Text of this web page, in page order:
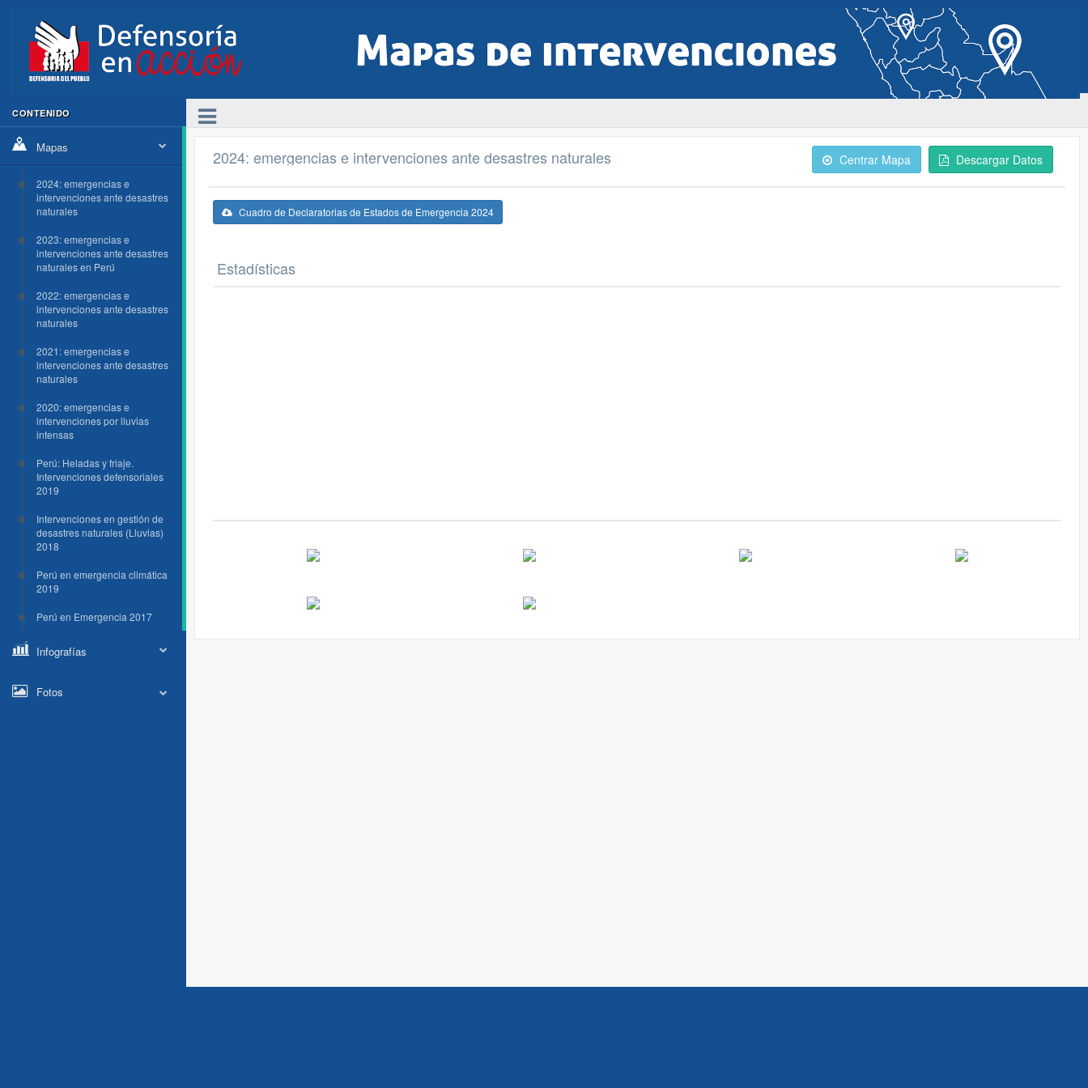
CONTENIDO
Mapas
2024: emergencias e
intervenciones ante desastres
naturales
2023: emergencias e
intervenciones ante desastres
naturales en Perú
2022: emergencias e
intervenciones ante desastres
naturales
2021: emergencias e
intervenciones ante desastres
naturales
2020: emergencias e
intervenciones por lluvias
intensas
Perú: Heladas y friaje.
Intervenciones defensoriales
2019
Intervenciones en gestión de
desastres naturales (Lluvias)
2018
Perú en emergencia climática
2019
Perú en Emergencia 2017
Infografías
Fotos
2024: emergencias e intervenciones ante desastres naturales Centrar Mapa Descargar Datos
Cuadro de Declaratorias de Estados de Emergencia 2024
Estadísticas